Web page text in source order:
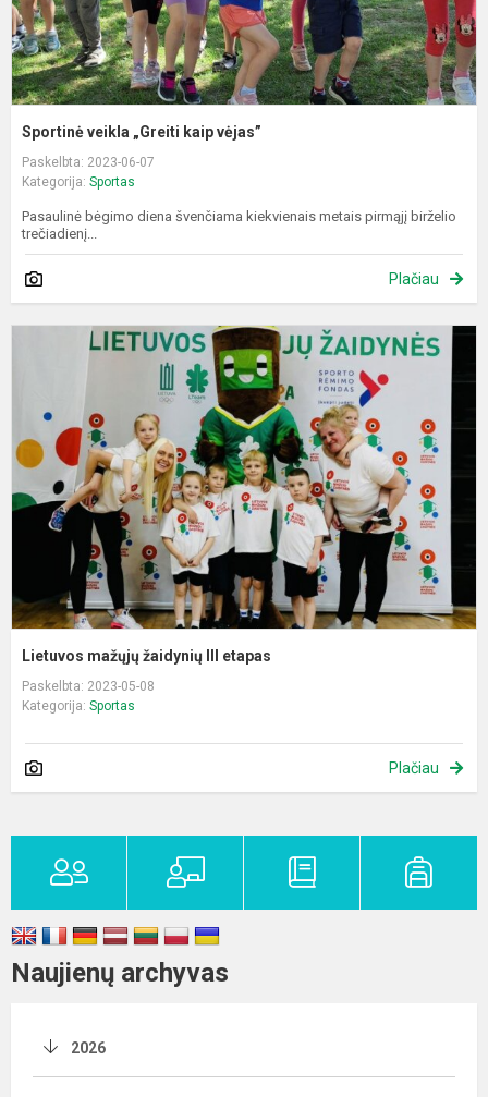
Sportinė veikla „Greiti kaip vėjas”
Paskelbta: 2023-06-07
Kategorija: Sportas
Pasaulinė bėgimo diena švenčiama kiekvienais metais pirmąjį birželio
trečiadienį...
Plačiau
Lietuvos mažųjų žaidynių III etapas
Paskelbta: 2023-05-08
Kategorija: Sportas
Plačiau
Naujienų archyvas
2026